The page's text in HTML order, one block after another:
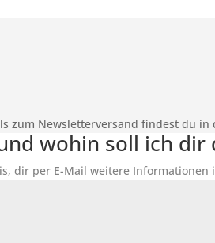
zum Newsletterversand findest du in
wohin soll ich
dir per E-Mail weitere Informationen